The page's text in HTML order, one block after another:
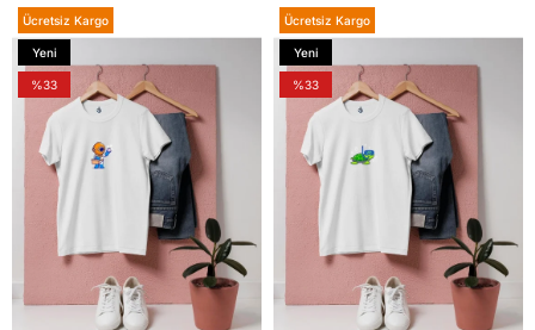
Ücretsiz Kargo
Yeni
Ürün
%33
Ücretsiz Kargo
Yeni
Ürün
%33